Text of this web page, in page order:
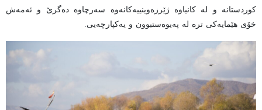
کوردستانە و لە کانیاوە ژێرزەوینییەکانەوە سەرچاوە دەگرێ و ئەمەش
خۆی هێمایەکی ترە لە پەیوەستبوون و یەکپارچەیی.